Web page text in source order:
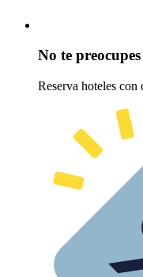
No te
Reserva hoteles con